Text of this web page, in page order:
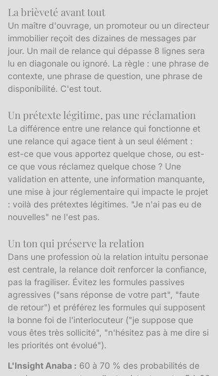
La brièveté avant tout
Un maître d'ouvrage, un promoteur ou un directeur
immobilier reçoit des dizaines de messages par
jour. Un mail de relance qui dépasse 8 lignes sera
lu en diagonale ou ignoré. La règle : une phrase de
contexte, une phrase de question, une phrase de
disponibilité. C'est tout.
Un prétexte légitime, pas une réclamation
La différence entre une relance qui fonctionne et
une relance qui agace tient à un seul élément :
est-ce que vous apportez quelque chose, ou est-
ce que vous réclamez quelque chose ? Une
validation en attente, une information manquante,
une mise à jour réglementaire qui impacte le projet
: voilà des prétextes légitimes. "Je n'ai pas eu de
nouvelles" ne l'est pas.
Un ton qui préserve la relation
Dans une profession où la relation intuitu personae
est centrale, la relance doit renforcer la confiance,
pas la fragiliser. Évitez les formules passives
agressives ("sans réponse de votre part", "faute
de retour") et préférez les formules qui supposent
la bonne foi de l'interlocuteur ("je suppose que
vous êtes très sollicité", "n'hésitez pas à me dire si
les priorités ont évolué").
L'Insight Anaba : 60 à 70 % des probabilités de